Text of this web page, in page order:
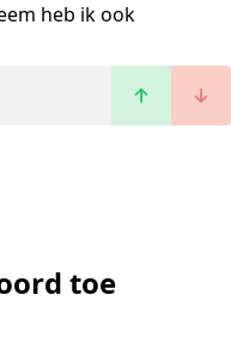
heb ik ook
toe